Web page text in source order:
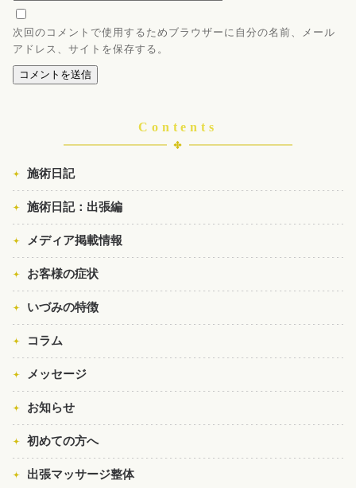
次回のコメントで使用するためブラウザーに自分の名前、メール
アドレス、サイトを保存する。
Contents
施術日記
施術日記：出張編
メディア掲載情報
お客様の症状
いづみの特徴
コラム
メッセージ
お知らせ
初めての方へ
出張マッサージ整体